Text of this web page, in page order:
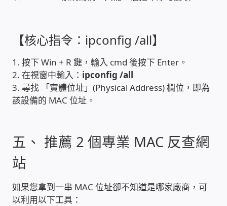
網路 工具 軟體 手冊
監視器安裝維修
監視器DIY
昇銳電子(HI SHARP)智慧科技
【核心指令：ipconfig /all】
1. 按下 Win + R 鍵，輸入 cmd 後按下 Enter。
2. 在視窗中輸入： ipconfig /all
3. 尋找 「實體位址」(Physical Address) 欄位，即為
該設備的 MAC 位址。
五、 推薦 2 個專業 MAC 反查網
站
如果您拿到一串 MAC 位址卻不知道是哪家廠商，可
以利用以下工具：